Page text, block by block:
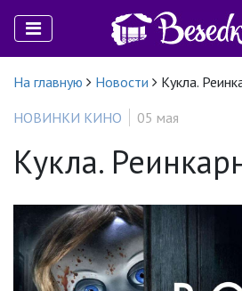
На главную Новости
Кукла.
НОВИНКИ КИНО
05 мая
Кукла.